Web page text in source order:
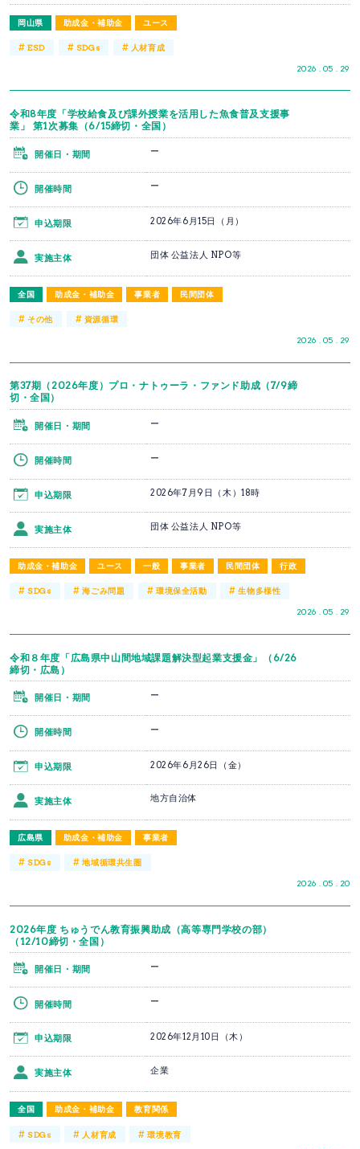
岡山県 助成金・補助金 ユース
2026 . 05 . 29
#ESD # SDGs # 人材育成
令和8年度「学校給食及び課外授業を活用した魚食普及支援事
業」 第1次募集（6/15締切・全国）
全国 助成金・補助金 事業者 民間団体
2026 . 05 . 29
開催日・期間 ー
開催時間 ー
申込期限 2026年6月15日（月）
実施主体 団体 公益法人 NPO等
#その他 # 資源循環
第37期（2026年度）プロ・ナトゥーラ・ファンド助成（7/9締
切・全国）
助成金・補助金 ユース 一般 事業者 民間団体 行政
2026 . 05 . 29
開催日・期間 ー
開催時間 ー
申込期限 2026年7月9日（木）18時
実施主体 団体 公益法人 NPO等
#SDGs #海ごみ問題 #環境保全活動 #生物多様性
令和８年度「広島県中山間地域課題解決型起業支援金」（6/26
締切・広島）
広島県 助成金・補助金 事業者
2026 . 05 . 20
開催日・期間 ー
開催時間 ー
申込期限 2026年6月26日（金）
実施主体 地方自治体
#SDGs #地域循環共生圏
2026年度 ちゅうでん教育振興助成（高等専門学校の部）
（12/10締切・全国）
全国 助成金・補助金 教育関係
開催日・期間 ー
開催時間 ー
申込期限 2026年12月10日（木）
実施主体 企業
#SDGs # 人材育成 #環境教育